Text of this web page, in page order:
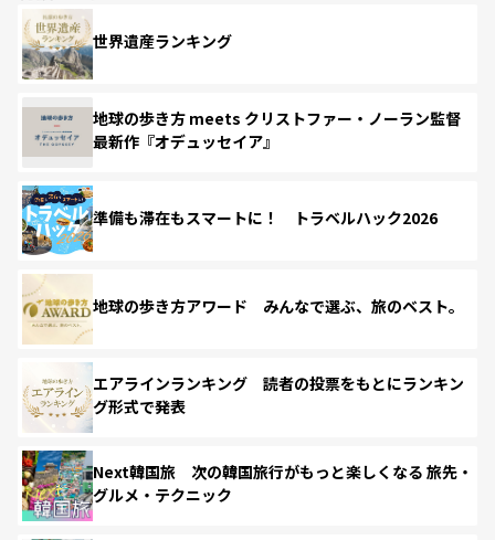
世界遺産ランキング
地球の歩き方 meets クリストファー・ノーラン監督
最新作『オデュッセイア』
準備も滞在もスマートに！ トラベルハック2026
地球の歩き方アワード みんなで選ぶ、旅のベスト。
エアラインランキング 読者の投票をもとにランキン
グ形式で発表
Next韓国旅 次の韓国旅行がもっと楽しくなる 旅先・
グルメ・テクニック